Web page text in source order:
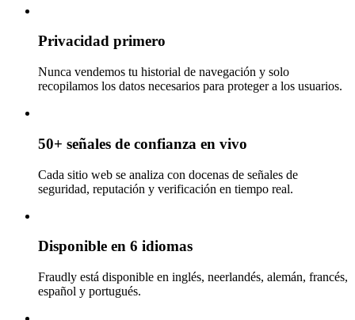
Privacidad primero
Nunca vendemos tu historial de navegación y solo
recopilamos los datos necesarios para proteger a los usuarios.
50+ señales de confianza en vivo
Cada sitio web se analiza con docenas de señales de
seguridad, reputación y verificación en tiempo real.
Disponible en 6 idiomas
Fraudly está disponible en inglés, neerlandés, alemán, francés,
español y portugués.